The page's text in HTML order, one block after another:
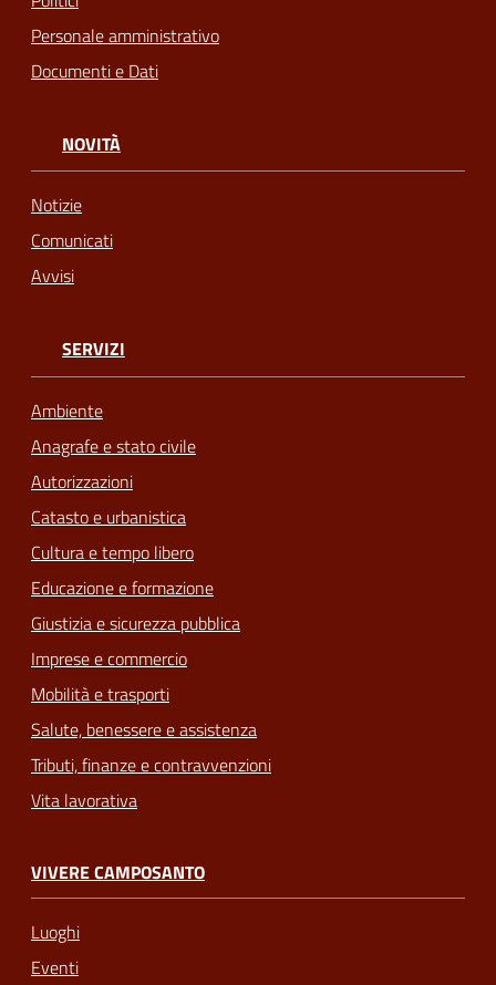
Personale amministrativo
Documenti e Dati
NOVITÀ
Notizie
Comunicati
Avvisi
SERVIZI
Ambiente
Anagrafe e stato civile
Autorizzazioni
Catasto e urbanistica
Cultura e tempo libero
Educazione e formazione
Giustizia e sicurezza pubblica
Imprese e commercio
Mobilità e trasporti
Salute, benessere e assistenza
Tributi, finanze e contravvenzioni
Vita lavorativa
VIVERE CAMPOSANTO
Luoghi
Eventi